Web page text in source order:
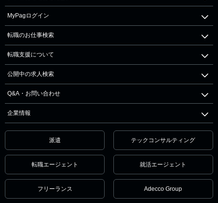
MyPagログイン
転職のお仕事検索
転職支援について
公開中の求人検索
Q&A・お問い合わせ
企業情報
派遣 テックコンサルティング
転職エージェント 就活エージェント
フリーランス Adecco Group